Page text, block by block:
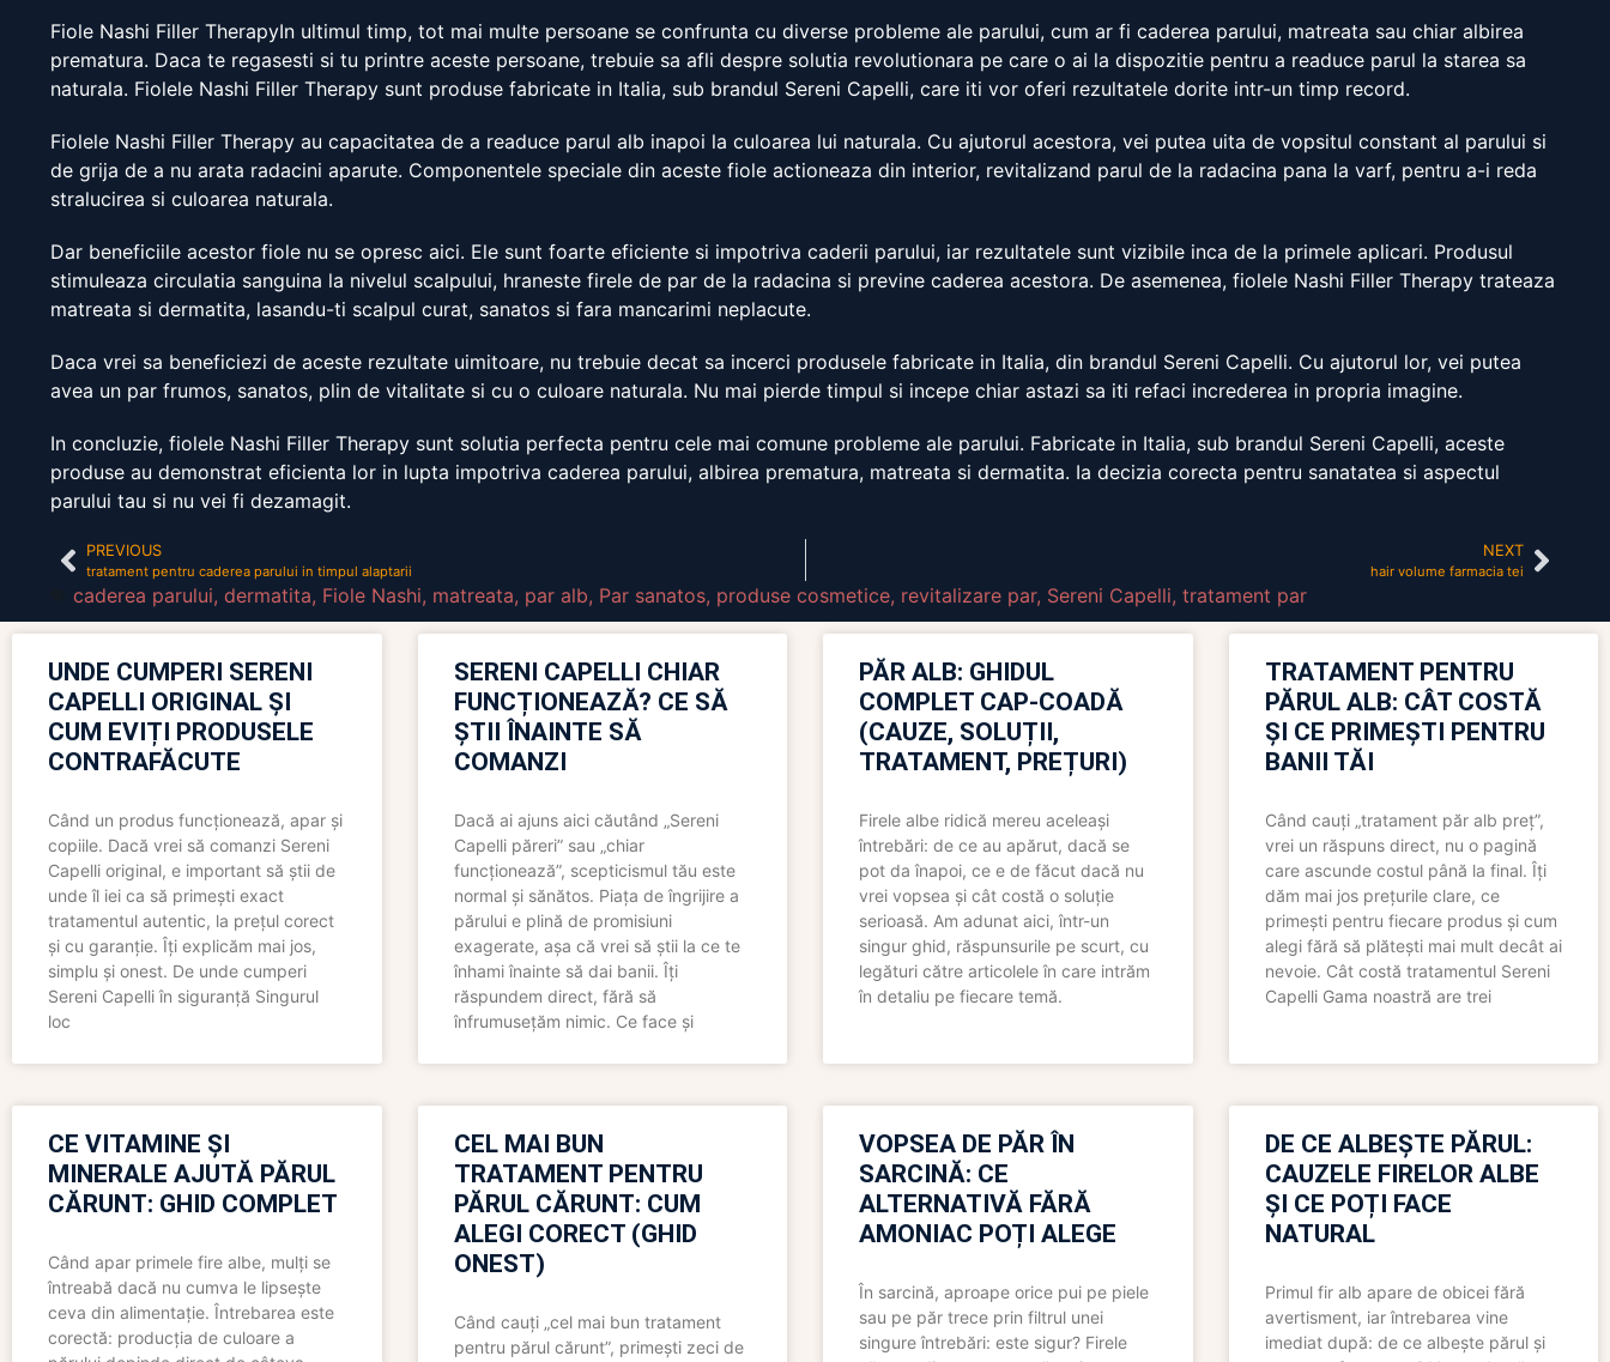
Fiole Nashi Filler TherapyIn ultimul timp, tot mai multe persoane se confrunta cu diverse probleme ale parului, cum ar fi caderea parului, matreata sau chiar albirea
prematura. Daca te regasesti si tu printre aceste persoane, trebuie sa afli despre solutia revolutionara pe care o ai la dispozitie pentru a readuce parul la starea sa
naturala. Fiolele Nashi Filler Therapy sunt produse fabricate in Italia, sub brandul Sereni Capelli, care iti vor oferi rezultatele dorite intr-un timp record.
Fiolele Nashi Filler Therapy au capacitatea de a readuce parul alb inapoi la culoarea lui naturala. Cu ajutorul acestora, vei putea uita de vopsitul constant al parului si
de grija de a nu arata radacini aparute. Componentele speciale din aceste fiole actioneaza din interior, revitalizand parul de la radacina pana la varf, pentru a-i reda
stralucirea si culoarea naturala.
Dar beneficiile acestor fiole nu se opresc aici. Ele sunt foarte eficiente si impotriva caderii parului, iar rezultatele sunt vizibile inca de la primele aplicari. Produsul
stimuleaza circulatia sanguina la nivelul scalpului, hraneste firele de par de la radacina si previne caderea acestora. De asemenea, fiolele Nashi Filler Therapy trateaza
matreata si dermatita, lasandu-ti scalpul curat, sanatos si fara mancarimi neplacute.
Daca vrei sa beneficiezi de aceste rezultate uimitoare, nu trebuie decat sa incerci produsele fabricate in Italia, din brandul Sereni Capelli. Cu ajutorul lor, vei putea
avea un par frumos, sanatos, plin de vitalitate si cu o culoare naturala. Nu mai pierde timpul si incepe chiar astazi sa iti refaci increderea in propria imagine.
In concluzie, fiolele Nashi Filler Therapy sunt solutia perfecta pentru cele mai comune probleme ale parului. Fabricate in Italia, sub brandul Sereni Capelli, aceste
produse au demonstrat eficienta lor in lupta impotriva caderea parului, albirea prematura, matreata si dermatita. Ia decizia corecta pentru sanatatea si aspectul
parului tau si nu vei fi dezamagit.
PREVIOUS
tratament pentru caderea parului in timpul alaptarii
NEXT
hair volume farmacia tei
caderea parului, dermatita, Fiole Nashi, matreata, par alb, Par sanatos, produse cosmetice, revitalizare par, Sereni Capelli, tratament par
UNDE CUMPERI SERENI
CAPELLI ORIGINAL ȘI
CUM EVIȚI PRODUSELE
CONTRAFĂCUTE
Când un produs funcționează, apar și
copiile. Dacă vrei să comanzi Sereni
Capelli original, e important să știi de
unde îl iei ca să primești exact
tratamentul autentic, la prețul corect
și cu garanție. Îți explicăm mai jos,
simplu și onest. De unde cumperi
Sereni Capelli în siguranță Singurul
loc
SERENI CAPELLI CHIAR
FUNCȚIONEAZĂ? CE SĂ
ȘTII ÎNAINTE SĂ
COMANZI
Dacă ai ajuns aici căutând „Sereni
Capelli păreri” sau „chiar
funcționează”, scepticismul tău este
normal și sănătos. Piața de îngrijire a
părului e plină de promisiuni
exagerate, așa că vrei să știi la ce te
înhami înainte să dai banii. Îți
răspundem direct, fără să
înfrumusețăm nimic. Ce face și
PĂR ALB: GHIDUL
COMPLET CAP-COADĂ
(CAUZE, SOLUȚII,
TRATAMENT, PREȚURI)
Firele albe ridică mereu aceleași
întrebări: de ce au apărut, dacă se
pot da înapoi, ce e de făcut dacă nu
vrei vopsea și cât costă o soluție
serioasă. Am adunat aici, într-un
singur ghid, răspunsurile pe scurt, cu
legături către articolele în care intrăm
în detaliu pe fiecare temă.
TRATAMENT PENTRU
PĂRUL ALB: CÂT COSTĂ
ȘI CE PRIMEȘTI PENTRU
BANII TĂI
Când cauți „tratament păr alb preț”,
vrei un răspuns direct, nu o pagină
care ascunde costul până la final. Îți
dăm mai jos prețurile clare, ce
primești pentru fiecare produs și cum
alegi fără să plătești mai mult decât ai
nevoie. Cât costă tratamentul Sereni
Capelli Gama noastră are trei
CE VITAMINE ȘI
MINERALE AJUTĂ PĂRUL
CĂRUNT: GHID COMPLET
Când apar primele fire albe, mulți se
întreabă dacă nu cumva le lipsește
ceva din alimentație. Întrebarea este
corectă: producția de culoare a
CEL MAI BUN
TRATAMENT PENTRU
PĂRUL CĂRUNT: CUM
ALEGI CORECT (GHID
ONEST)
Când cauți „cel mai bun tratament
pentru părul cărunt”, primești zeci de
VOPSEA DE PĂR ÎN
SARCINĂ: CE
ALTERNATIVĂ FĂRĂ
AMONIAC POȚI ALEGE
În sarcină, aproape orice pui pe piele
sau pe păr trece prin filtrul unei
singure întrebări: este sigur? Firele
DE CE ALBEȘTE PĂRUL:
CAUZELE FIRELOR ALBE
ȘI CE POȚI FACE
NATURAL
Primul fir alb apare de obicei fără
avertisment, iar întrebarea vine
imediat după: de ce albește părul și